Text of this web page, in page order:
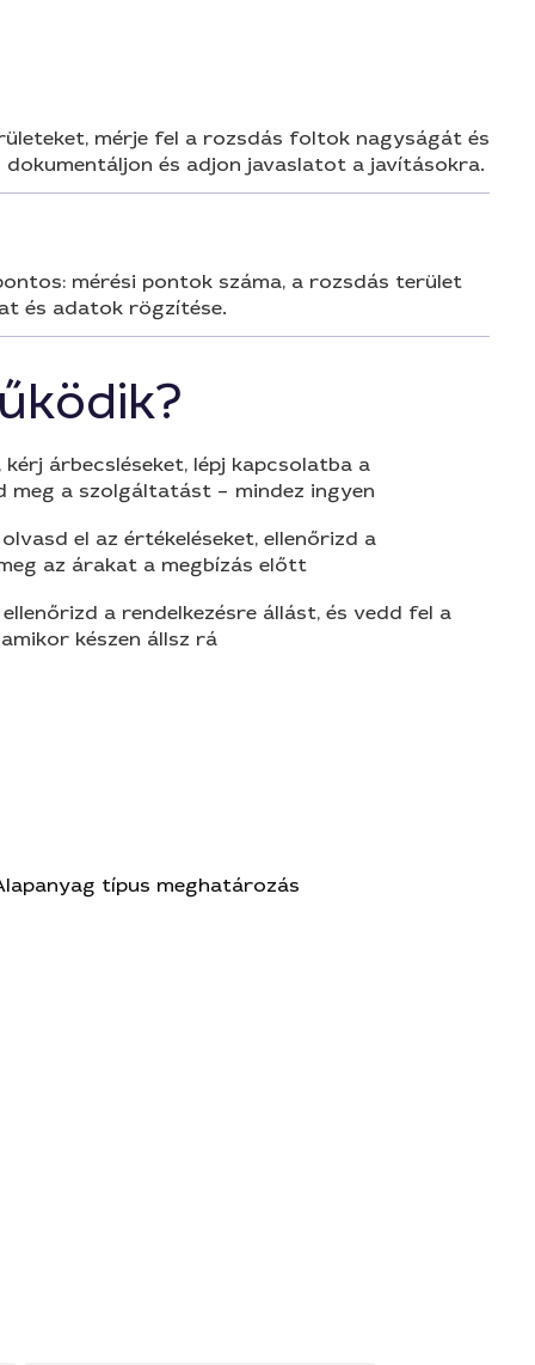
mérje fel a rozsdás foltok nagyságát és
és adjon javaslatot a javításokra.
mérési pontok száma, a rozsdás terület
és adatok rögzítése.
árbecsléseket, lépj kapcsolatba a
meg a szolgáltatást – mindez ingyen
el az értékeléseket, ellenőrizd a
az árakat a megbízás előtt
a rendelkezésre állást, és vedd fel a
készen állsz rá
típus meghatározás